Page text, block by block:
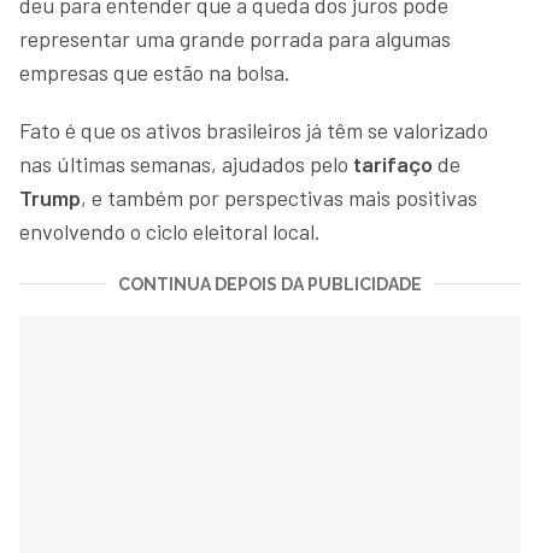
representar uma grande porrada para algumas
empresas que estão na bolsa.
Fato é que os ativos brasileiros já têm se valorizado
nas últimas semanas, ajudados pelo tarifaço de
Trump, e também por perspectivas mais positivas
envolvendo o ciclo eleitoral local.
CONTINUA DEPOIS DA PUBLICIDADE